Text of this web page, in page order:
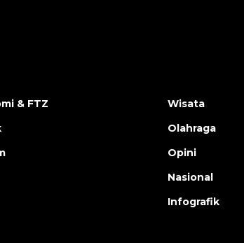
& FTZ
Wisata
Olahraga
Opini
Nasional
Infografik